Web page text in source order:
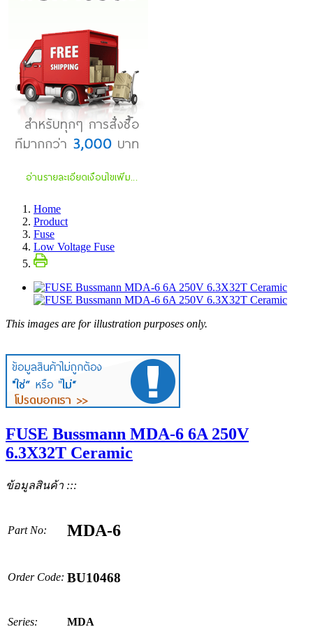
Home
Product
Fuse
Low Voltage Fuse
This images are for illustration purposes only.
FUSE Bussmann MDA-6 6A 250V
6.3X32T Ceramic
ข้อมูลสินค้า :::
Part No: MDA-6
Order Code: BU10468
Series: MDA